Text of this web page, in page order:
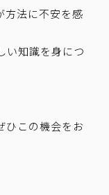
方法に不安を感
い知識を身につ
ひこの機会をお